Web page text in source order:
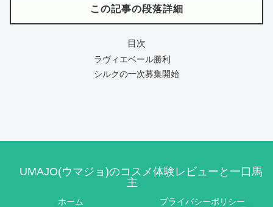
この記事の段落詳細
目次
ラヴィエベール勝利
シルクの一次募集開始
UMAJO(ウマジョ)のコスメ体験レビューと一口馬
主
ホーム プライバシーポリシー